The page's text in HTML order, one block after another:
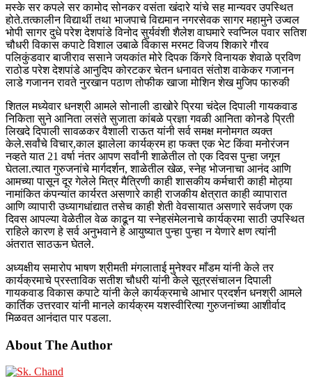
मस्के सर कपले सर कामोद सोनकर वसंता खंदारे यांचे सह मान्यवर उपस्थित
होते.तत्कालीन विद्यार्थी तथा भाजपाचे विद्यमान नगरसेवक सागर महामुने उज्वल
भोपी सागर दुधे परेश देशपांडे विनोद सुर्यवंशी शैलेश वाघमारे स्वप्निल पवार सतिश
चौधरी विकास कपाटे विशाल उबाळे विकास मरमट विजय शिकारे गौरव
पलिकुंडवार बाजीराव ससाने जयकांत मोरे दिपक किंगरे विनायक शेवाळे प्रविण
राठोड परेश देशपांडे आनुदिप कोरटकर चेतन धनावत संतोश वाकेकर गजानन
लाडे गजानन रावते नुरखान पठाण तोफीक खाजा मोशिन शेख मुजिप फारुकी
शितल मध्येवार धनश्री आमले सोनाली डाखोरे प्रिया चंदेल दिपाली गायकवाड
निकिता सुने आनिता लसंते सुजाता कांबळे प्रज्ञा गवळी आनिता कोनडे प्रिती
लिखदे दिपाली सावळकर वैशाली राऊत यांनी सर्व समक्ष मनोमगत व्यक्त
केले.सर्वांचे विचार,काल झालेला कार्यक्रम हा फक्त एक भेट किंवा मनोरंजन
नव्हते यात 21 वर्षा नंतर आपण सर्वांनी शाळेतील तो एक दिवस पुन्हा जगून
घेतला.त्यात गुरुजनांचे मार्गदर्शन, शाळेतील खेळ, स्नेह भोजनाचा आनंद आणि
आमच्या पासून दूर गेलेले मित्र मैत्रिणी काही शासकीय कर्मचारी काही मोठ्या
नामांकित कंपन्यांत कार्यरत असणारे काही राजकीय क्षेत्रात काही व्यापारात
आणि व्यापारी उध्यागधांद्यात तसेच काही शेती वेवसायात असणारे सर्वजण एक
दिवस आपल्या वेळेतील वेळ काढून या स्नेहसंमेलनाचे कार्यक्रमा साठी उपस्थित
राहिले कारण हे सर्व अनुभवाने हे आयुष्यात पुन्हा पुन्हा न येणारे क्षण त्यांनी
अंतरात साठऊन घेतले.
अध्यक्षीय समारोप भाषण श्रीमती मंगलाताई मुनेश्वर माँडम यांनी केले तर
कार्यक्रमाचे प्रस्ताविक सतीश चौधरी यांनी केले सूत्रसंचालन दिपाली
गायकवाड विकास कपाटे यांनी केले कार्यक्रमाचे आभार प्रदर्शन धनश्री आमले
कार्तिक उत्तरवार यांनी मानले कार्यक्रम यशस्वीरित्या गुरुजनांच्या आशीर्वाद
मिळवत आनंदात पार पडला.
About The Author